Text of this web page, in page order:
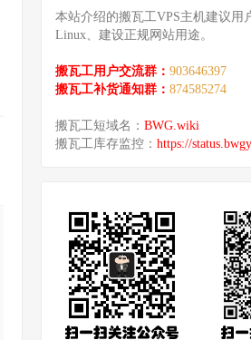
本站介绍的搬瓦工VPS主机建议用
Linux、建设正规网站用途。
搬瓦工用户交流群： 903646397
搬瓦工补货通知群： 874585274
搬瓦工短域名： BWG.wiki
搬瓦工库存监控： https://